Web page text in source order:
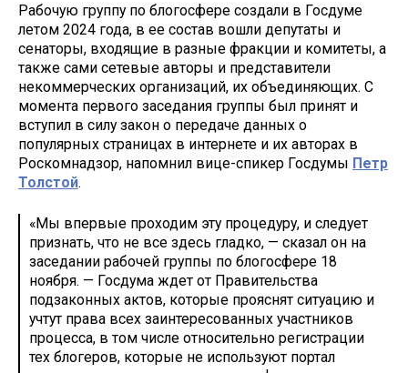
Рабочую группу по блогосфере создали в Госдуме
летом 2024 года, в ее состав вошли депутаты и
сенаторы, входящие в разные фракции и комитеты, а
также сами сетевые авторы и представители
некоммерческих организаций, их объединяющих. С
момента первого заседания группы был принят и
вступил в силу закон о передаче данных о
популярных страницах в интернете и их авторах в
Роскомнадзор, напомнил вице-спикер Госдумы Петр
Толстой.
«Мы впервые проходим эту процедуру, и следует
признать, что не все здесь гладко, — сказал он на
заседании рабочей группы по блогосфере 18
ноября. — Госдума ждет от Правительства
подзаконных актов, которые прояснят ситуацию и
учтут права всех заинтересованных участников
процесса, в том числе относительно регистрации
тех блогеров, которые не используют портал